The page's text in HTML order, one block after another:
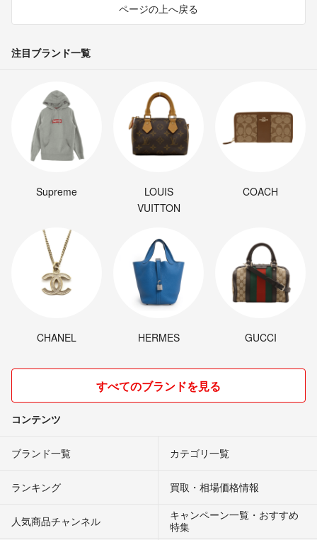
ページの上へ戻る
注目ブランド一覧
Supreme
LOUIS
VUITTON
COACH
CHANEL HERMES GUCCI
すべてのブランドを見る
コンテンツ
ブランド一覧 カテゴリ一覧
ランキング 買取・相場価格情報
人気商品チャンネル
キャンペーン一覧・おすすめ
特集